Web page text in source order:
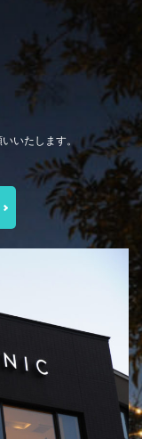
いたします。